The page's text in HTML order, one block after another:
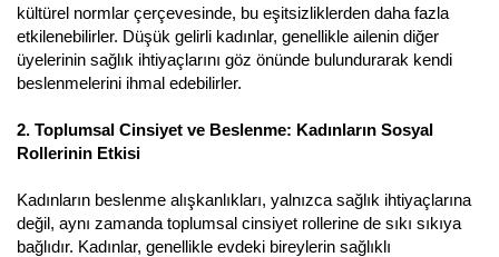
kültürel normlar çerçevesinde, bu eşitsizliklerden daha fazla
etkilenebilirler. Düşük gelirli kadınlar, genellikle ailenin diğer
üyelerinin sağlık ihtiyaçlarını göz önünde bulundurarak kendi
beslenmelerini ihmal edebilirler.
2. Toplumsal Cinsiyet ve Beslenme: Kadınların Sosyal
Rollerinin Etkisi
Kadınların beslenme alışkanlıkları, yalnızca sağlık ihtiyaçlarına
değil, aynı zamanda toplumsal cinsiyet rollerine de sıkı sıkıya
bağlıdır. Kadınlar, genellikle evdeki bireylerin sağlıklı